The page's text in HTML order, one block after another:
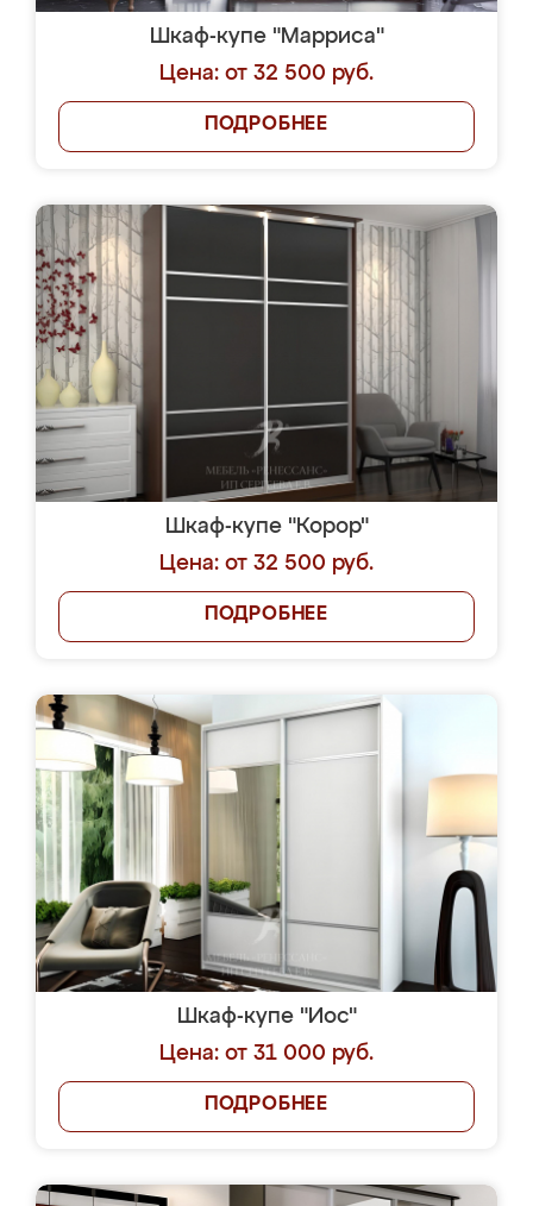
Шкаф-купе "Марриса"
Цена: от 32 500 руб.
ПОДРОБНЕЕ
Шкаф-купе "Корор"
Цена: от 32 500 руб.
ПОДРОБНЕЕ
Шкаф-купе "Иос"
Цена: от 31 000 руб.
ПОДРОБНЕЕ